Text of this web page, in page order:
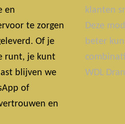
en
te zorgen
Of je
runt, je kunt
blijven we
of
en
klanten
Deze
beter
WDL